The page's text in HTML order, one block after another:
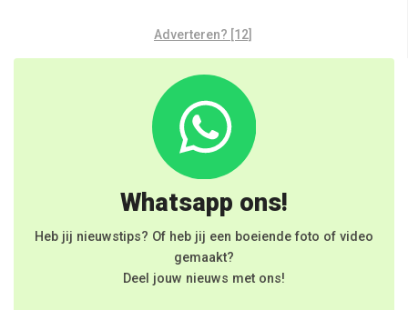
Adverteren? [12]
Whatsapp ons!
Heb jij nieuwstips? Of heb jij een boeiende foto of video
gemaakt?
Deel jouw nieuws met ons!